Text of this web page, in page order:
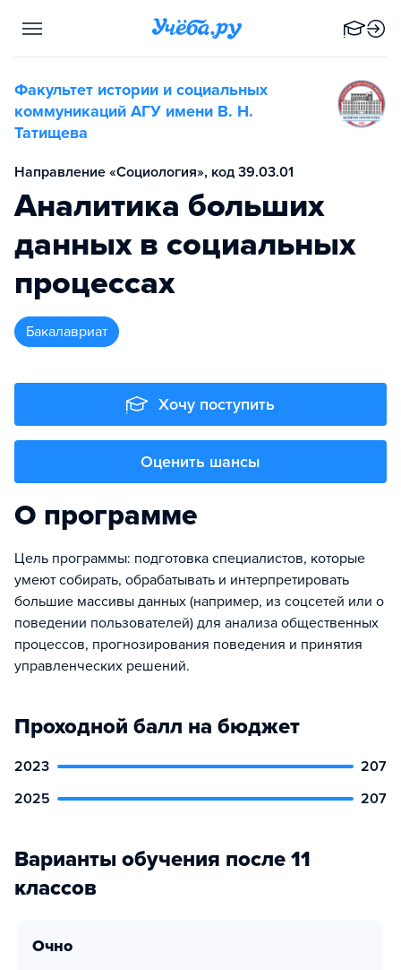
Факультет истории и социальных
коммуникаций АГУ имени В. Н.
Татищева
Направление «Социология», код 39.03.01
Аналитика больших
данных в социальных
процессах
бакалавриат
Хочу поступить
Оценить шансы
О программе
Цель программы: подготовка специалистов, которые
умеют собирать, обрабатывать и интерпретировать
большие массивы данных (например, из соцсетей или о
поведении пользователей) для анализа общественных
процессов, прогнозирования поведения и принятия
управленческих решений.
Проходной балл на бюджет
2023
207
2025
207
Варианты обучения после 11
классов
очно